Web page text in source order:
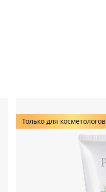
Только для косметологов